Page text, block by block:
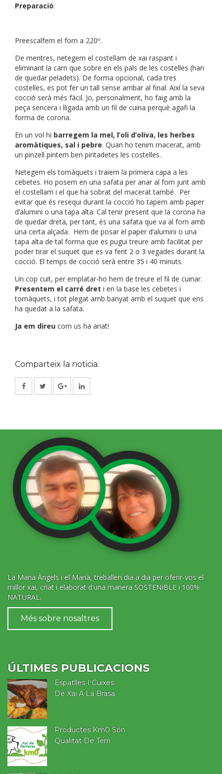
Preparació:
Preescalfem el forn a 220º.
De mentres, netegem el costellam de xai raspant i
eliminant la carn que sobre en els pals de les costelles (han
de quedar peladets). De forma opcional, cada tres
costelles, es pot fer un tall sense arribar al final. Així la seva
cocció serà més fàcil. Jo, personalment, ho faig amb la
peça sencera i lligada amb un fil de cuina perquè agafi la
forma de corona.
En un vol hi barregem la mel, l’oli d’oliva, les herbes
aromàtiques, sal i pebre. Quan ho tenim macerat, amb
un pinzell pintem ben pintadetes les costelles.
Netegem els tomàquets i traiem la primera capa a les
cebetes. Ho posem en una safata per anar al forn junt amb
el costellam i el que ha sobrat del macerat també. Per
evitar que és resequi durant la cocció ho tapem amb paper
d’alumini o una tapa alta. Cal tenir present que la corona ha
de quedar dreta, per tant, és una safata que va al forn amb
una certa alçada. Hem de posar el paper d’alumini o una
tapa alta de tal forma que es pugui treure amb facilitat per
poder tirar el suquet que es va fent 2 o 3 vegades durant la
cocció. El temps de cocció serà entre 35 i 40 minuts.
Un cop cuit, per emplatar-ho hem de treure el fil de cuinar.
Presentem el carré dret i en la base les cebetes i
tomàquets, i tot plegat amb banyat amb el suquet que ens
ha quedat a la safata.
Ja em direu com us ha anat!
Comparteix la noticia:
La Maria Àngels i el Marià, treballen dia a dia per oferir-vos el
millor xai, criat i elaborat d'una manera SOSTENIBLE i 100%
NATURAL.
Més sobre nosaltres
ÚLTIMES PUBLICACIONS
Espatlles I Cuixes
De Xai A La Brasa
Productes Km0 Són
Qualitat De Terri